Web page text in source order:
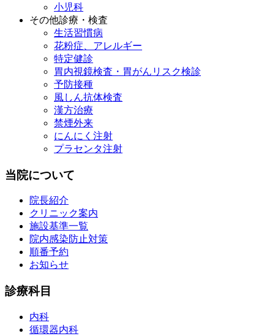
小児科
その他診療・検査
生活習慣病
花粉症、アレルギー
特定健診
胃内視鏡検査・胃がんリスク検診
予防接種
風しん抗体検査
漢方治療
禁煙外来
にんにく注射
プラセンタ注射
当院について
院長紹介
クリニック案内
施設基準一覧
院内感染防止対策
順番予約
お知らせ
診療科目
内科
循環器内科